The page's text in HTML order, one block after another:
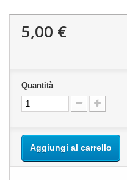
5,00 €
Quantità
Aggiungi al carrello